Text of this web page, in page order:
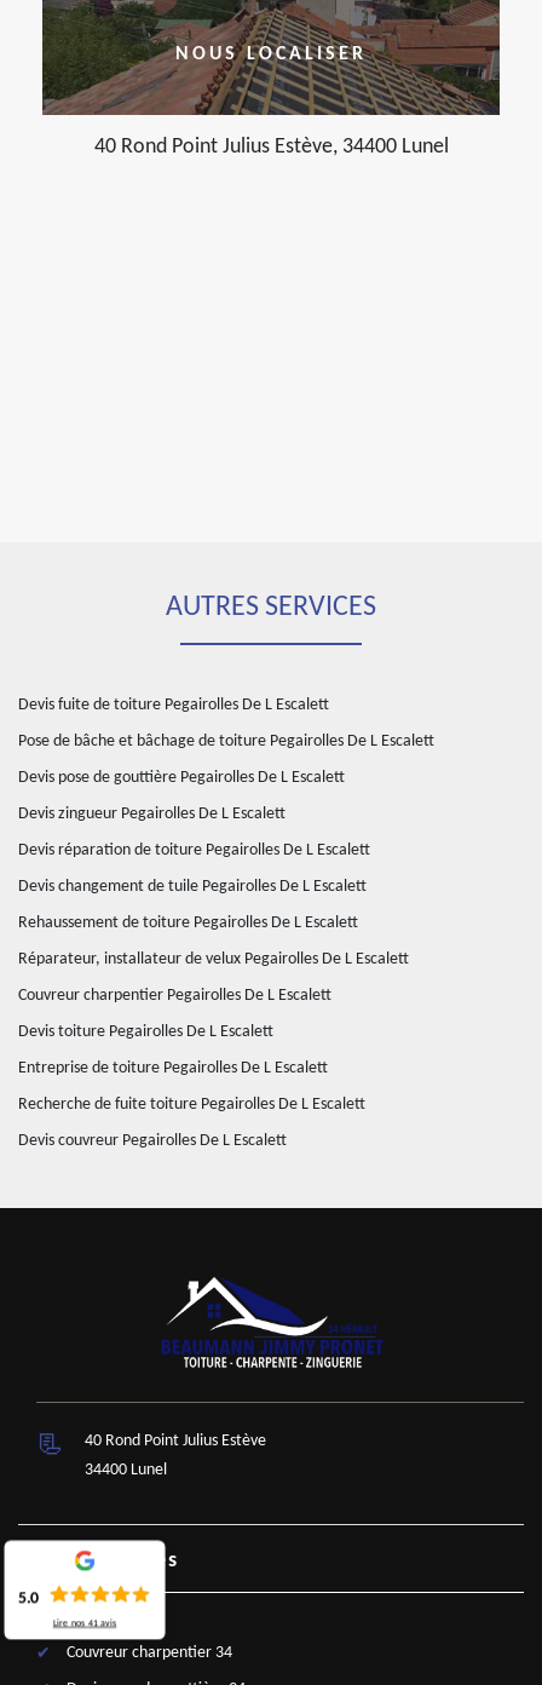
NOUS LOCALISER
40 Rond Point Julius Estève, 34400 Lunel
AUTRES SERVICES
Devis fuite de toiture Pegairolles De L Escalett
Pose de bâche et bâchage de toiture Pegairolles De L Escalett
Devis pose de gouttière Pegairolles De L Escalett
Devis zingueur Pegairolles De L Escalett
Devis réparation de toiture Pegairolles De L Escalett
Devis changement de tuile Pegairolles De L Escalett
Rehaussement de toiture Pegairolles De L Escalett
Réparateur, installateur de velux Pegairolles De L Escalett
Couvreur charpentier Pegairolles De L Escalett
Devis toiture Pegairolles De L Escalett
Entreprise de toiture Pegairolles De L Escalett
Recherche de fuite toiture Pegairolles De L Escalett
Devis couvreur Pegairolles De L Escalett
40 Rond Point Julius Estève
34400 Lunel
Nos Services
Couvreur charpentier 34
5.0
Lire nos 41 avis